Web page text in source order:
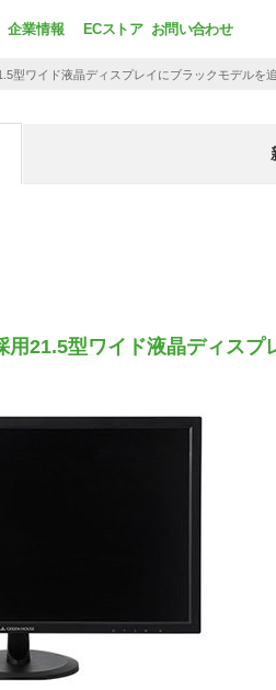
企業情報 ECストア お問い合わせ
型ワイド液晶ディスプレイにブラックモデルを
21.5型ワイド液晶ディスプ